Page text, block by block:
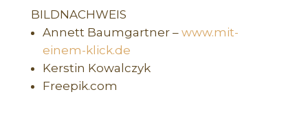
BILDNACHWEIS
Annett Baumgartner – www.mit-
einem-klick.de
Kerstin Kowalczyk
Freepik.com